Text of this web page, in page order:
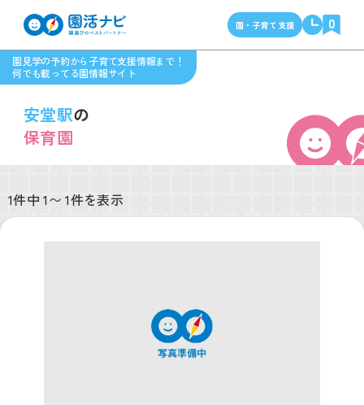
園見学の予約から子育て支援情報まで！
何でも載ってる園情報サイト
園・子育て支援 0
安堂駅の
保育園
1件中 1〜 1件を表示